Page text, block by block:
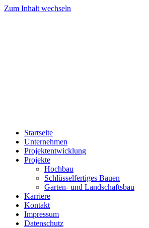
Zum Inhalt wechseln
Startseite
Unternehmen
Projektentwicklung
Projekte
Hochbau
Schlüsselfertiges Bauen
Garten- und Landschaftsbau
Karriere
Kontakt
Impressum
Datenschutz